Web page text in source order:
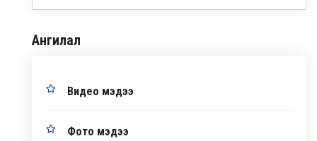
Ангилал
Видео мэдээ
Фото мэдээ